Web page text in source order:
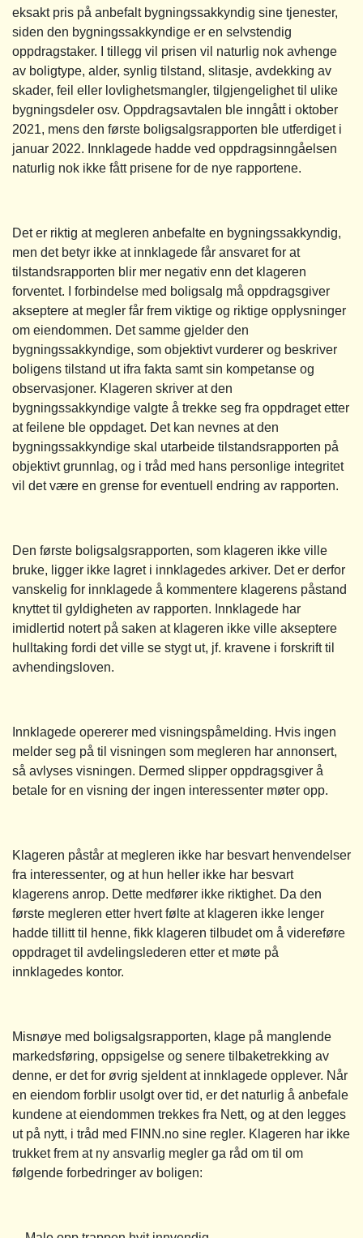
eksakt pris på anbefalt bygningssakkyndig sine tjenester,
siden den bygningssakkyndige er en selvstendig
oppdragstaker. I tillegg vil prisen vil naturlig nok avhenge
av boligtype, alder, synlig tilstand, slitasje, avdekking av
skader, feil eller lovlighetsmangler, tilgjengelighet til ulike
bygningsdeler osv. Oppdragsavtalen ble inngått i oktober
2021, mens den første boligsalgsrapporten ble utferdiget i
januar 2022. Innklagede hadde ved oppdragsinngåelsen
naturlig nok ikke fått prisene for de nye rapportene.
Det er riktig at megleren anbefalte en bygningssakkyndig,
men det betyr ikke at innklagede får ansvaret for at
tilstandsrapporten blir mer negativ enn det klageren
forventet. I forbindelse med boligsalg må oppdragsgiver
akseptere at megler får frem viktige og riktige opplysninger
om eiendommen. Det samme gjelder den
bygningssakkyndige, som objektivt vurderer og beskriver
boligens tilstand ut ifra fakta samt sin kompetanse og
observasjoner. Klageren skriver at den
bygningssakkyndige valgte å trekke seg fra oppdraget etter
at feilene ble oppdaget. Det kan nevnes at den
bygningssakkyndige skal utarbeide tilstandsrapporten på
objektivt grunnlag, og i tråd med hans personlige integritet
vil det være en grense for eventuell endring av rapporten.
Den første boligsalgsrapporten, som klageren ikke ville
bruke, ligger ikke lagret i innklagedes arkiver. Det er derfor
vanskelig for innklagede å kommentere klagerens påstand
knyttet til gyldigheten av rapporten. Innklagede har
imidlertid notert på saken at klageren ikke ville akseptere
hulltaking fordi det ville se stygt ut, jf. kravene i forskrift til
avhendingsloven.
Innklagede opererer med visningspåmelding. Hvis ingen
melder seg på til visningen som megleren har annonsert,
så avlyses visningen. Dermed slipper oppdragsgiver å
betale for en visning der ingen interessenter møter opp.
Klageren påstår at megleren ikke har besvart henvendelser
fra interessenter, og at hun heller ikke har besvart
klagerens anrop. Dette medfører ikke riktighet. Da den
første megleren etter hvert følte at klageren ikke lenger
hadde tillitt til henne, fikk klageren tilbudet om å videreføre
oppdraget til avdelingslederen etter et møte på
innklagedes kontor.
Misnøye med boligsalgsrapporten, klage på manglende
markedsføring, oppsigelse og senere tilbaketrekking av
denne, er det for øvrig sjeldent at innklagede opplever. Når
en eiendom forblir usolgt over tid, er det naturlig å anbefale
kundene at eiendommen trekkes fra Nett, og at den legges
ut på nytt, i tråd med FINN.no sine regler. Klageren har ikke
trukket frem at ny ansvarlig megler ga råd om til om
følgende forbedringer av boligen: